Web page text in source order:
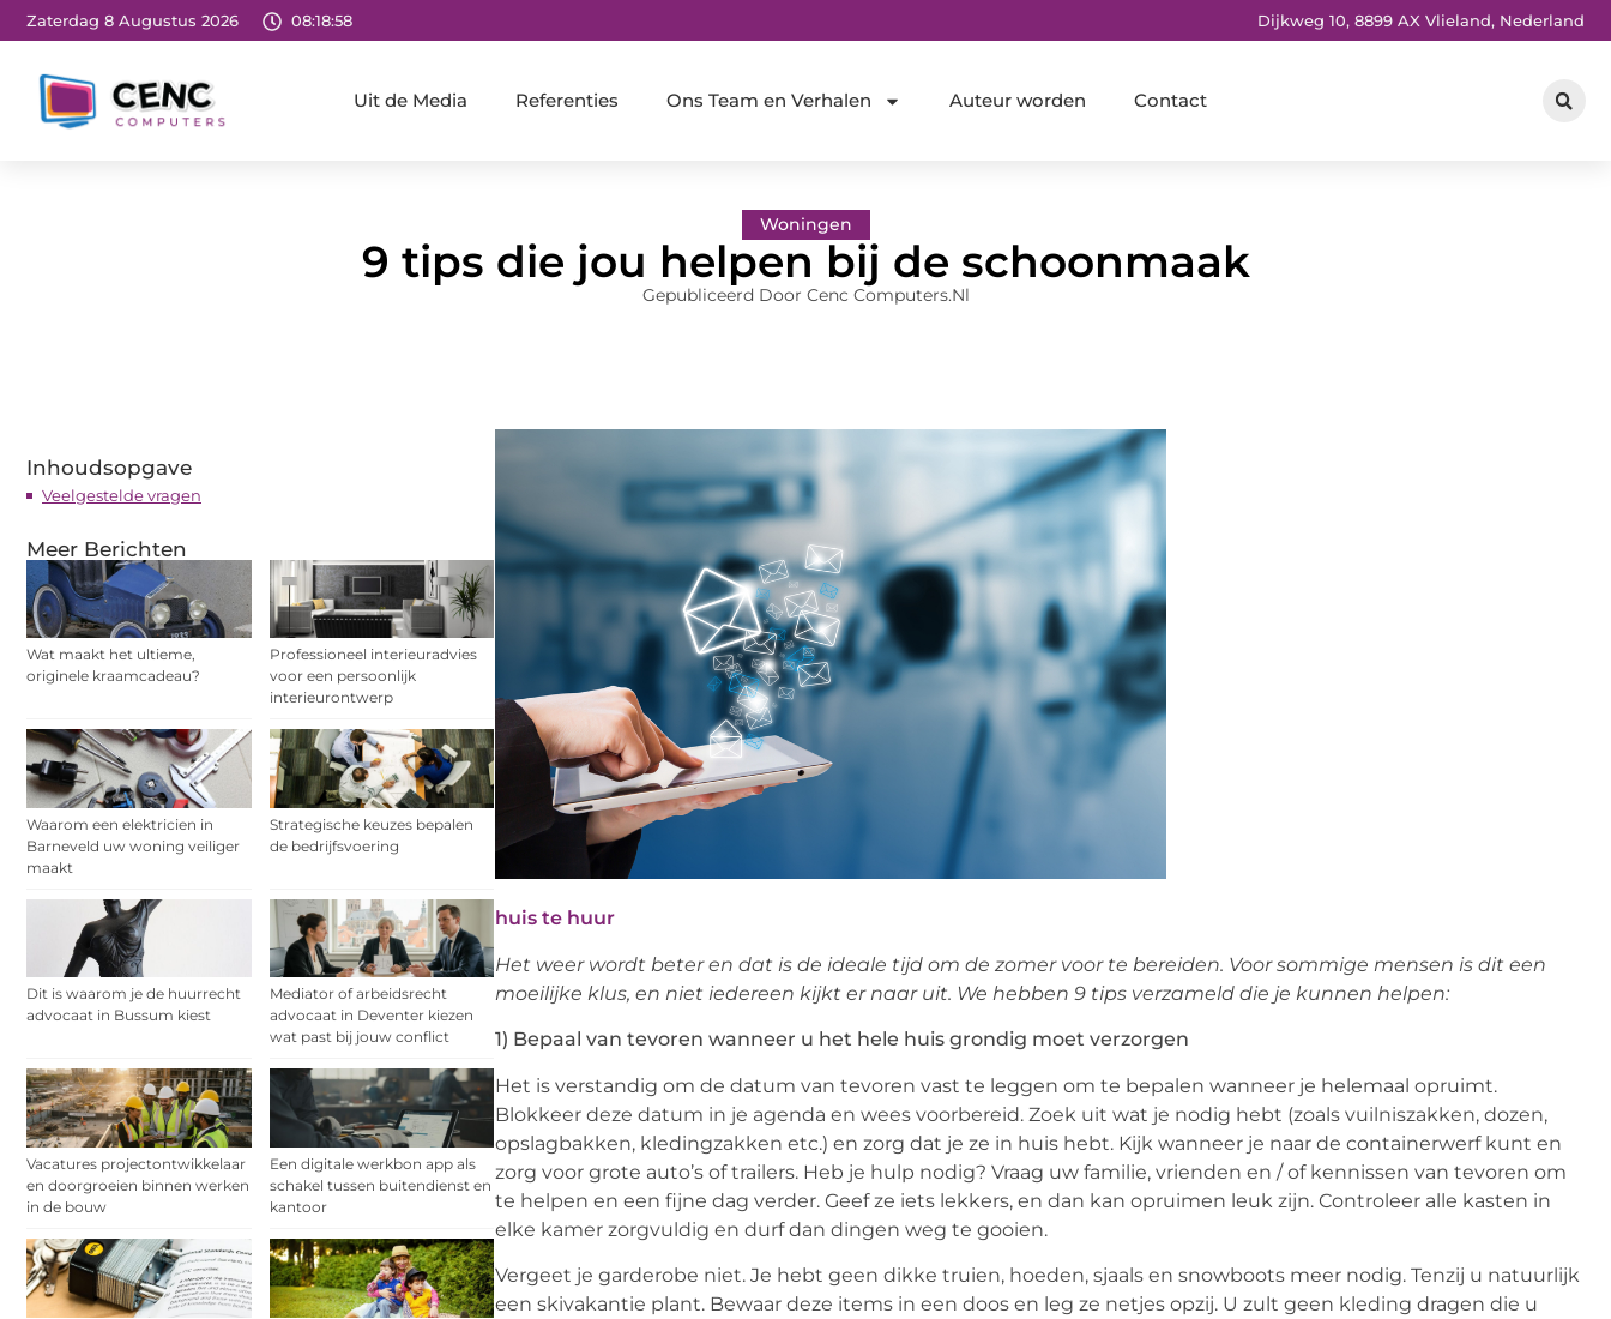
Zaterdag 8 Augustus 2026 08:18:59 Dijkweg 10, 8899 AX Vlieland, Nederland
Uit de Media Referenties Ons Team en Verhalen Auteur worden Contact
Woningen
9 tips die jou helpen bij de schoonmaak
Gepubliceerd Door Cenc Computers.nl
Inhoudsopgave
Veelgestelde vragen
Meer Berichten
Wat maakt het ultieme,
originele kraamcadeau?
Professioneel interieuradvies
voor een persoonlijk
interieurontwerp
Waarom een elektricien in
Barneveld uw woning veiliger
maakt
Strategische keuzes bepalen
de bedrijfsvoering
Dit is waarom je de huurrecht
advocaat in Bussum kiest
Mediator of arbeidsrecht
advocaat in Deventer kiezen
wat past bij jouw conflict
Vacatures projectontwikkelaar
en doorgroeien binnen werken
in de bouw
Een digitale werkbon app als
schakel tussen buitendienst en
kantoor
huis te huur
Het weer wordt beter en dat is de ideale tijd om de zomer voor te bereiden. Voor sommige mensen is dit een
moeilijke klus, en niet iedereen kijkt er naar uit. We hebben 9 tips verzameld die je kunnen helpen:
1) Bepaal van tevoren wanneer u het hele huis grondig moet verzorgen
Het is verstandig om de datum van tevoren vast te leggen om te bepalen wanneer je helemaal opruimt.
Blokkeer deze datum in je agenda en wees voorbereid. Zoek uit wat je nodig hebt (zoals vuilniszakken, dozen,
opslagbakken, kledingzakken etc.) en zorg dat je ze in huis hebt. Kijk wanneer je naar de containerwerf kunt en
zorg voor grote auto’s of trailers. Heb je hulp nodig? Vraag uw familie, vrienden en / of kennissen van tevoren om
te helpen en een fijne dag verder. Geef ze iets lekkers, en dan kan opruimen leuk zijn. Controleer alle kasten in
elke kamer zorgvuldig en durf dan dingen weg te gooien.
Vergeet je garderobe niet. Je hebt geen dikke truien, hoeden, sjaals en snowboots meer nodig. Tenzij u natuurlijk
een skivakantie plant. Bewaar deze items in een doos en leg ze netjes opzij. U zult geen kleding dragen die u